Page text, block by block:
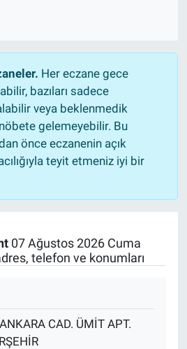
Her eczane gece
bazıları sadece
veya beklenmedik
gelemeyebilir. Bu
önce eczanenin açık
teyit etmeniz iyi bir
07 Ağustos 2026 Cuma
telefon ve konumları
CAD. ÜMİT APT.